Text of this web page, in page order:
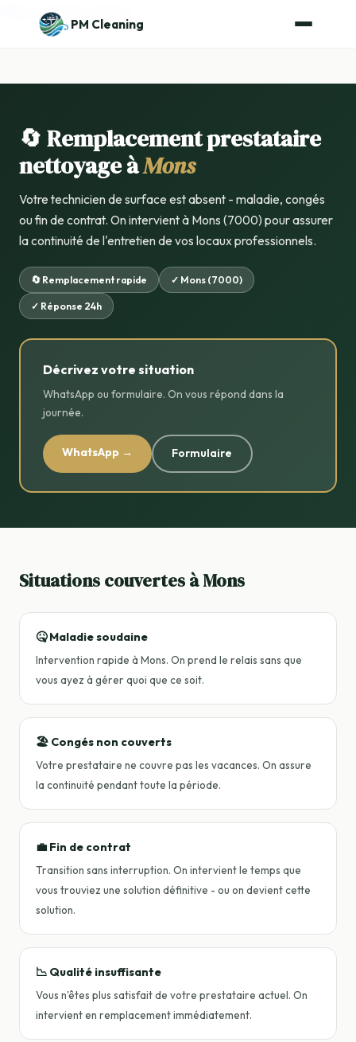
Aller au contenu principal
PM Cleaning
🔄 Remplacement prestataire
nettoyage àMons
Votre technicien de surface est absent - maladie, congés
ou fin de contrat. On intervient à Mons (7000) pour assurer
la continuité de l'entretien de vos locaux professionnels.
🔄 Remplacement rapide ✓ Mons (7000)
✓ Réponse 24h
Décrivez votre situation
WhatsApp ou formulaire. On vous répond dans la
journée.
WhatsApp → Formulaire
Situations couvertes à Mons
🤒 Maladie soudaine
Intervention rapide à Mons. On prend le relais sans que
vous ayez à gérer quoi que ce soit.
🏖️ Congés non couverts
Votre prestataire ne couvre pas les vacances. On assure
la continuité pendant toute la période.
💼 Fin de contrat
Transition sans interruption. On intervient le temps que
vous trouviez une solution définitive - ou on devient cette
solution.
📉 Qualité insuffisante
Vous n'êtes plus satisfait de votre prestataire actuel. On
intervient en remplacement immédiatement.